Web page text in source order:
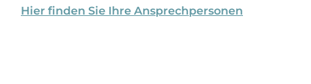
Hier finden Sie Ihre Ansprechpersonen